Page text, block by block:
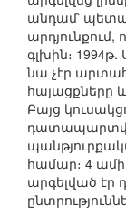
անդամ՝
գլխին։
նա չէր
հայացքները
Բայց
համար։ 4
արգելված էր